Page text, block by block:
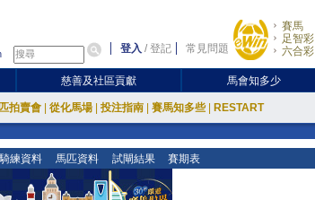
登入 /登記 常見問題
賽馬
足智彩
六合彩
慈善及社區貢獻 馬會知多少
拍賣會 從化馬場 投注指南 賽馬知多些 RESTART
練資料 馬匹資料 試閘結果 賽期表